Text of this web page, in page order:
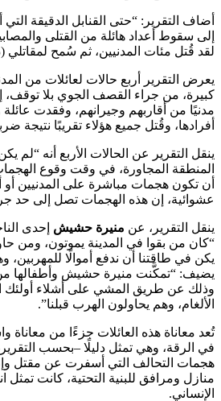
أضاف التقرير: “حتى القنابل الدقيقة
إلى سقوط أعداد هائلة من القتلى
لقد قُتل مئات المدنيين، ثم سُمح لمقاتلي
يعرض التقرير أربع حالات لعائلات من
أفرادها، وقُتل جميع هؤلاء تقريبًا نتيجة
ينقل التقرير عن الحالات الأربع أنه “لم
المنطقة المجاورة، في وقت وقوع
أن تكون هجمات مباشرة على المدنيين أو
عشوائية، إن هذه الهجمات تصل إلى حد
ينقل التقرير، عن منيرة حشيش إحدى
“كان من بقوا في المدينة يموتون، ومن
يكن في طاقتنا أن ندفع أموالًا للمهربين،
يضيف: “تمكَّنت منيرة حشيش وأطفالها
وذلك عن طريق المشي على أشلاء أولئك
الألغام، وهم يحاولون الهرب قبلنا”.
تُعد معاناة هذه العائلات جزءًا من معاناة
في الرقة، وهي تمثل دليلًا –بحسب
هجمات التحالف التي أسفرت عن مقتل
منازل ومرافق للبنية التحتية، كانت تمثل
الإنساني.